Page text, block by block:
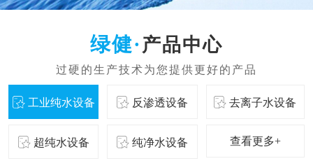
产品中心
工业纯水设备 反渗透设备 去离子水设备
超纯水设备 纯净水设备 查看更多+